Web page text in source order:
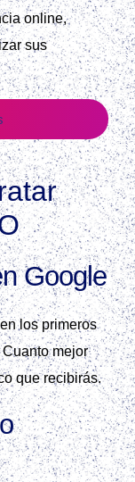
online,
sus
Google
los primeros
mejor
que recibirás.